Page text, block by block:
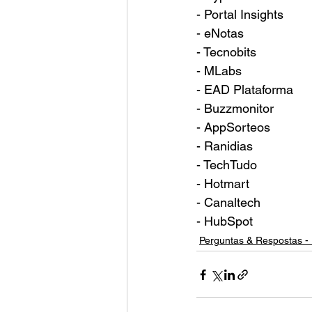
- Portal Insights
- eNotas
- Tecnobits
- MLabs
- EAD Plataforma
- Buzzmonitor
- AppSorteos
- Ranidias
- TechTudo
- Hotmart
- Canaltech
- HubSpot
Perguntas & Respostas -